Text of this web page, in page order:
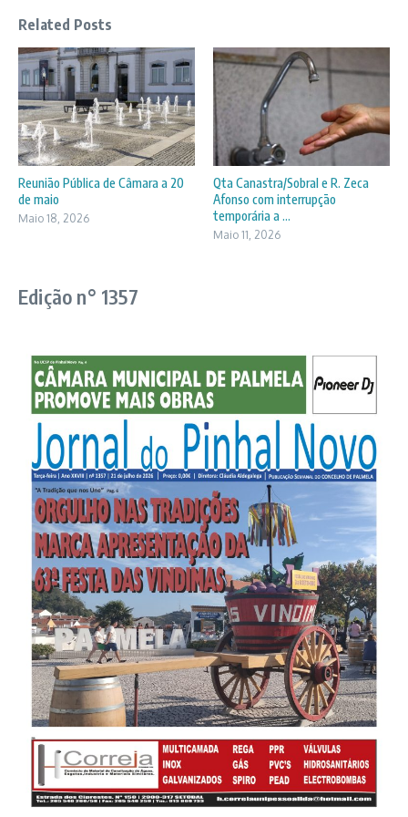
Related Posts
Reunião Pública de Câmara a 20
de maio
Maio 18, 2026
Qta Canastra/Sobral e R. Zeca
Afonso com interrupção
temporária a ...
Maio 11, 2026
Edição n° 1357